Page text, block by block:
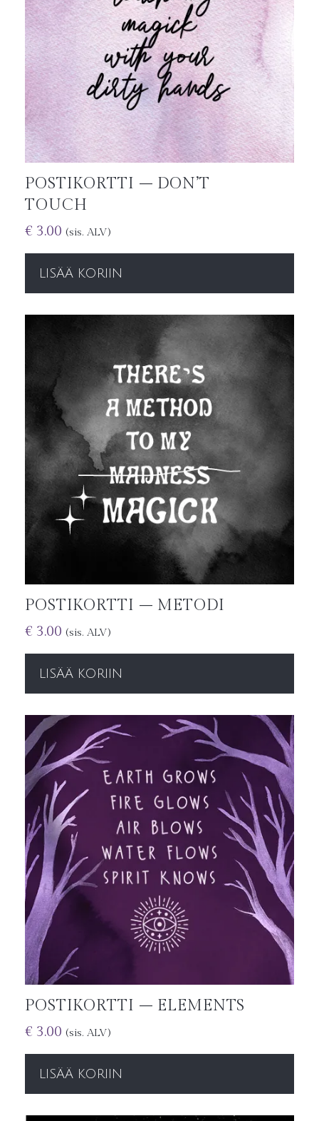
POSTIKORTTI – DON’T
TOUCH
€ 3.00 (sis. ALV)
LISÄÄ KORIIN
POSTIKORTTI – METODI
€ 3.00 (sis. ALV)
LISÄÄ KORIIN
POSTIKORTTI – ELEMENTS
€ 3.00 (sis. ALV)
LISÄÄ KORIIN